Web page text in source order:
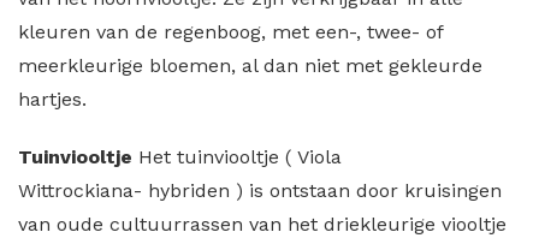
kleuren van de regenboog, met een-, twee- of
meerkleurige bloemen, al dan niet met gekleurde
hartjes.
Tuinviooltje Het tuinviooltje ( Viola
Wittrockiana- hybriden ) is ontstaan door kruisingen
van oude cultuurrassen van het driekleurige viooltje